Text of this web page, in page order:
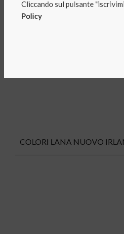
Cliccando sul pulsante
Policy
COLORI LANA NUOVO